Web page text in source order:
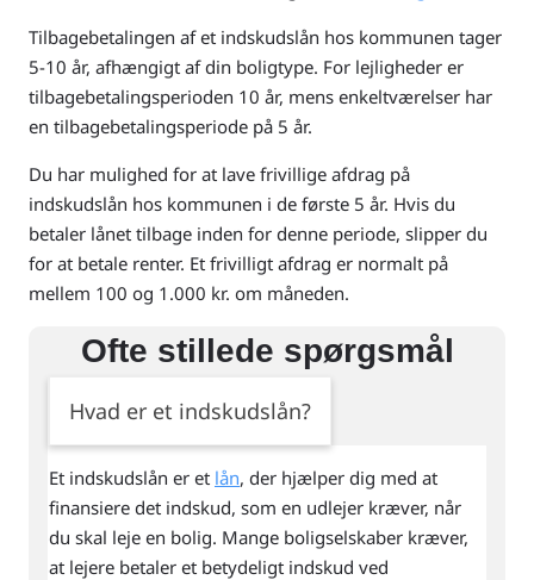
Tilbagebetalingen af et indskudslån hos kommunen tager
5-10 år, afhængigt af din boligtype. For lejligheder er
tilbagebetalingsperioden 10 år, mens enkeltværelser har
en tilbagebetalingsperiode på 5 år.
Du har mulighed for at lave frivillige afdrag på
indskudslån hos kommunen i de første 5 år. Hvis du
betaler lånet tilbage inden for denne periode, slipper du
for at betale renter. Et frivilligt afdrag er normalt på
mellem 100 og 1.000 kr. om måneden.
Ofte stillede spørgsmål
Hvad er et indskudslån?
Et indskudslån er et lån, der hjælper dig med at
finansiere det indskud, som en udlejer kræver, når
du skal leje en bolig. Mange boligselskaber kræver,
at lejere betaler et betydeligt indskud ved